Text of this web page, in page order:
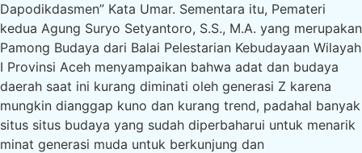
Dapodikdasmen” Kata Umar. Sementara itu, Pemateri
kedua Agung Suryo Setyantoro, S.S., M.A. yang merupakan
Pamong Budaya dari Balai Pelestarian Kebudayaan Wilayah
I Provinsi Aceh menyampaikan bahwa adat dan budaya
daerah saat ini kurang diminati oleh generasi Z karena
mungkin dianggap kuno dan kurang trend, padahal banyak
situs situs budaya yang sudah diperbaharui untuk menarik
minat generasi muda untuk berkunjung dan